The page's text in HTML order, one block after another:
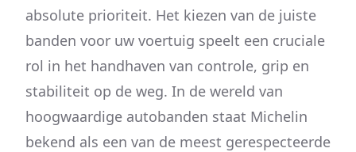
absolute prioriteit. Het kiezen van de juiste
banden voor uw voertuig speelt een cruciale
rol in het handhaven van controle, grip en
stabiliteit op de weg. In de wereld van
hoogwaardige autobanden staat Michelin
bekend als een van de meest gerespecteerde